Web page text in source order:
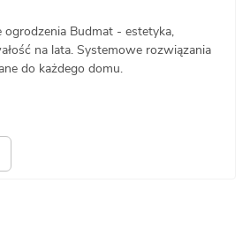
Budmat - estetyka,
na lata. Systemowe rozwiązania
do każdego domu.